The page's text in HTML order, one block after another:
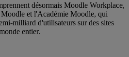
désormais Moodle Workplace,
et l'Académie Moodle, qui
milliard d'utilisateurs sur des sites
entier.